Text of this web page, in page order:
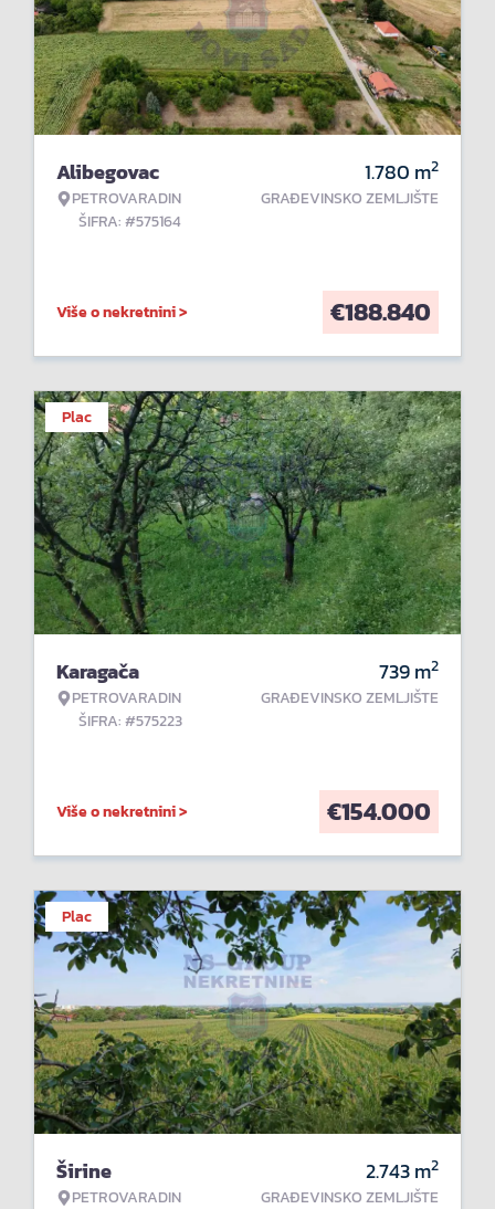
Alibegovac
PETROVARADIN
ŠIFRA: #575164
1.780 m2
GRAĐEVINSKO ZEMLJIŠTE
Više o nekretnini > €188.840
Plac
Karagača
PETROVARADIN
ŠIFRA: #575223
739m2
GRAĐEVINSKO ZEMLJIŠTE
Više o nekretnini > €154.000
Plac
Širine
PETROVARADIN
2.743m2
GRAĐEVINSKO ZEMLJIŠTE